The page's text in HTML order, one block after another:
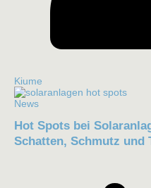
Kiume
News
Hot Spots bei
Schatten, Schmutz und